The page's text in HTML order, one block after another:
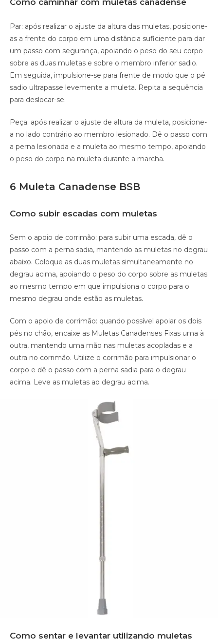
Como caminhar com muletas canadense
Par: após realizar o ajuste da altura das muletas, posicione-
as a frente do corpo em uma distância suficiente para dar
um passo com segurança, apoiando o peso do seu corpo
sobre as duas muletas e sobre o membro inferior sadio.
Em seguida, impulsione-se para frente de modo que o pé
sadio ultrapasse levemente a muleta. Repita a sequência
para deslocar-se.
Peça: após realizar o ajuste de altura da muleta, posicione-
a no lado contrário ao membro lesionado. Dê o passo com
a perna lesionada e a muleta ao mesmo tempo, apoiando
o peso do corpo na muleta durante a marcha.
6 Muleta Canadense BSB
Como subir escadas com muletas
Sem o apoio de corrimão: para subir uma escada, dê o
passo com a perna sadia, mantendo as muletas no degrau
abaixo. Coloque as duas muletas simultaneamente no
degrau acima, apoiando o peso do corpo sobre as muletas
ao mesmo tempo em que impulsiona o corpo para o
mesmo degrau onde estão as muletas.
Com o apoio de corrimão: quando possível apoiar os dois
pés no chão, encaixe as Muletas Canadenses Fixas uma à
outra, mantendo uma mão nas muletas acopladas e a
outra no corrimão. Utilize o corrimão para impulsionar o
corpo e dê o passo com a perna sadia para o degrau
acima. Leve as muletas ao degrau acima.
Como sentar e levantar utilizando muletas